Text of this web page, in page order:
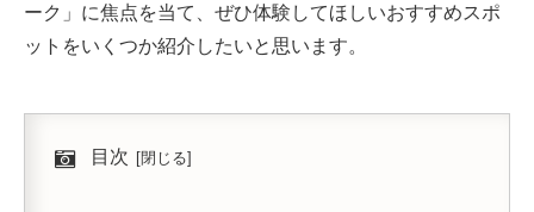
ーク」に焦点を当て、ぜひ体験してほしいおすすめスポ
ットをいくつか紹介したいと思います。
目次